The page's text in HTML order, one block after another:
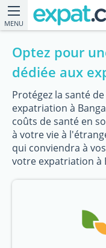
MENU
Optez pour
dédiée aux
Protégez la santé
expatriation à
coûts de santé en
à votre vie à
qui conviendra à
votre expatriation à